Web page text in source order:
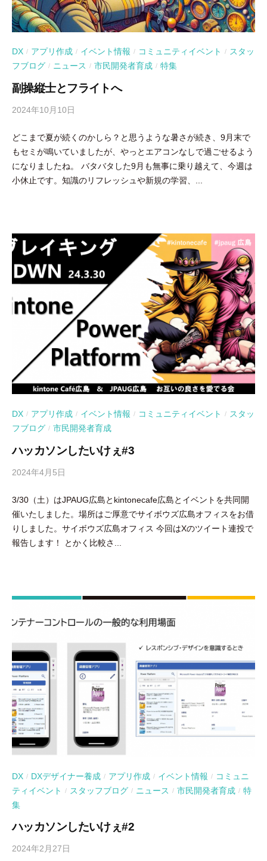
DX / アプリ作成 / イベント情報 / コミュニティイベント / スタッ
フブログ / ニュース / 市民開発者育成 / 特集
副操縦士とフライトへ
2024年10月10日
吉
田
豪
どこまで夏が続くのかしら？と思うような暑さが続き、9月末で
もセミが鳴いていましたが、やっとエアコンなしで過ごせるよう
になりましたね。 バタバタした9月も無事に乗り越えて、今週は
小休止です。知識のリフレッシュや新規の学習、...
DX / アプリ作成 / イベント情報 / コミュニティイベント / スタッ
フブログ / 市民開発者育成
ハッカソンしたいけぇ#3
2024年4月5日
吉
田
豪
3/30（土）はJPAUG広島とkintonecafe広島とイベントを共同開
催いたしました。場所はご厚意でサイボウズ広島オフィスをお借
りしました。サイボウズ広島オフィス 今回はXのツイート連投で
報告します！ とかく比較さ...
DX / DXデザイナー養成 / アプリ作成 / イベント情報 / コミュニ
ティイベント
/ スタッフブログ / ニュース / 市民開発者育成 / 特
集
ハッカソンしたいけぇ#2
2024年2月27日